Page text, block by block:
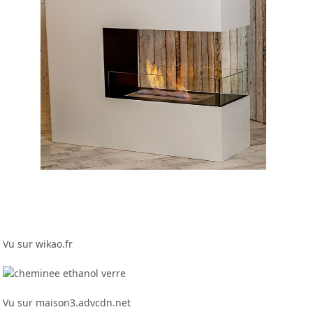
Vu sur wikao.fr
Vu sur maison3.advcdn.net